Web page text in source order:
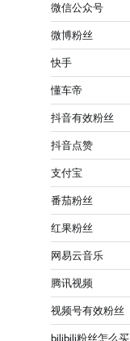
微信公众号
微博粉丝
快手
懂车帝
抖音有效粉丝
抖音点赞
支付宝
番茄粉丝
红果粉丝
网易云音乐
腾讯视频
视频号有效粉丝
bilibili粉丝怎么买